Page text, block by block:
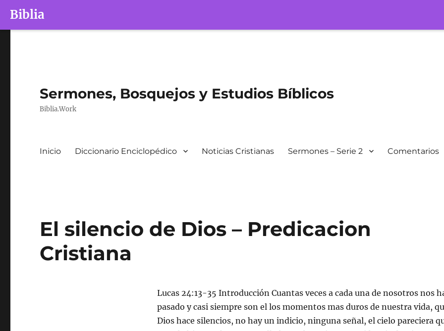
Biblia
Sermones, Bosquejos y Estudios Bíblicos
Biblia.Work
Inicio Diccionario Enciclopédico Noticias Cristianas Sermones – Serie 2 Comentarios
El silencio de Dios – Predicacion
Cristiana
Lucas 24:13-35 Introducción Cuantas veces a cada una de nosotros nos
pasado y casi siempre son el los momentos mas duros de nuestra vida,
Dios hace silencios, no hay un indicio, ninguna señal, el cielo pareciera